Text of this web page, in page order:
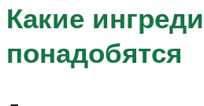
Какие
понадобятся